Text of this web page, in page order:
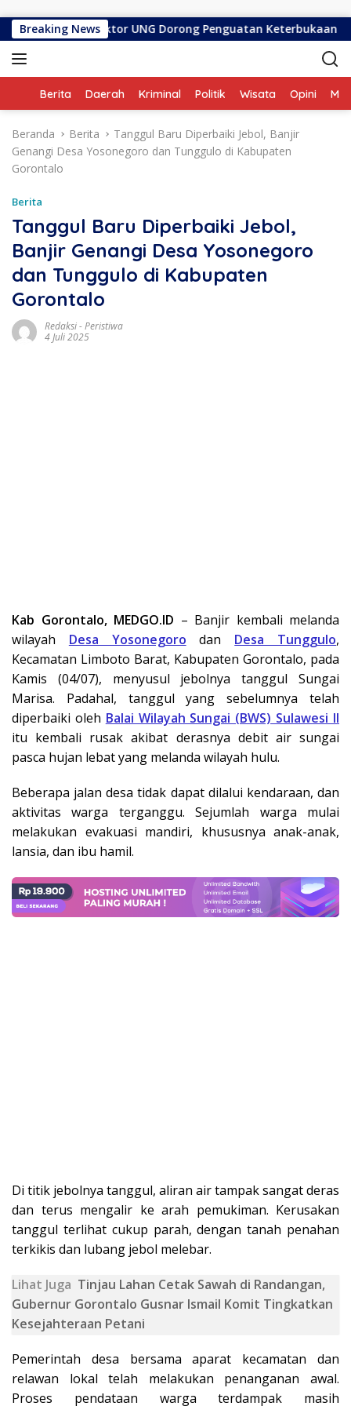
Breaking News
Dilantik, Rektor UNG Dorong Penguatan Keterbukaan
Home
Berita Daerah Kriminal Politik Wisata Opini
Beranda Berita
Tanggul Baru Diperbaiki Jebol, Banjir
Genangi Desa Yosonegoro dan Tunggulo di Kabupaten
Gorontalo
Berita
Tanggul Baru Diperbaiki Jebol,
Banjir Genangi Desa Yosonegoro
dan Tunggulo di Kabupaten
Gorontalo
Redaksi-Peristiwa
4 Juli 2025
Kab Gorontalo, MEDGO.ID – Banjir kembali melanda
wilayah Desa Yosonegoro dan Desa Tunggulo,
Kecamatan Limboto Barat, Kabupaten Gorontalo, pada
Kamis (04/07), menyusul jebolnya tanggul Sungai
Marisa. Padahal, tanggul yang sebelumnya telah
diperbaiki oleh Balai Wilayah Sungai (BWS) Sulawesi II
itu kembali rusak akibat derasnya debit air sungai
pasca hujan lebat yang melanda wilayah hulu.
Beberapa jalan desa tidak dapat dilalui kendaraan, dan
aktivitas warga terganggu. Sejumlah warga mulai
melakukan evakuasi mandiri, khususnya anak-anak,
lansia, dan ibu hamil.
Di titik jebolnya tanggul, aliran air tampak sangat deras
dan terus mengalir ke arah pemukiman. Kerusakan
tanggul terlihat cukup parah, dengan tanah penahan
terkikis dan lubang jebol melebar.
Lihat Juga Tinjau Lahan Cetak Sawah di Randangan,
Gubernur Gorontalo Gusnar Ismail Komit Tingkatkan
Kesejahteraan Petani
Pemerintah desa bersama aparat kecamatan dan
relawan lokal telah melakukan penanganan awal.
Proses pendataan warga terdampak masih